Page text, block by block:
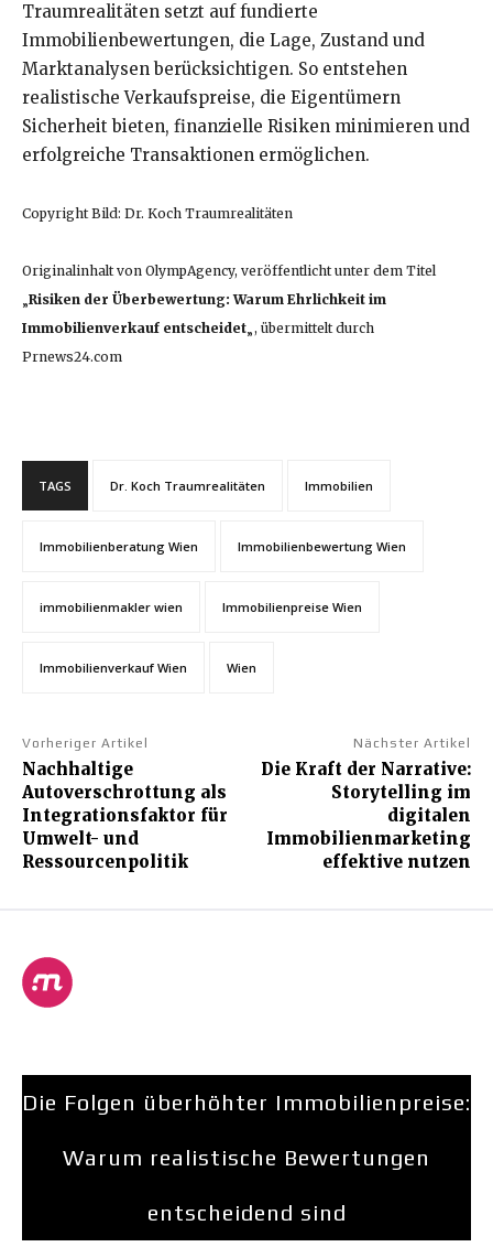
Traumrealitäten setzt auf fundierte
Immobilienbewertungen, die Lage, Zustand und
Marktanalysen berücksichtigen. So entstehen
realistische Verkaufspreise, die Eigentümern
Sicherheit bieten, finanzielle Risiken minimieren und
erfolgreiche Transaktionen ermöglichen.
Copyright Bild: Dr. Koch Traumrealitäten
Originalinhalt von OlympAgency, veröffentlicht unter dem Titel
Risiken der Überbewertung: Warum Ehrlichkeit im
Immobilienverkauf entscheidet „, übermittelt durch
Prnews24.com
TAGS Dr. Koch Traumrealitäten Immobilien
Immobilienberatung Wien Immobilienbewertung Wien
immobilienmakler wien Immobilienpreise Wien
Immobilienverkauf Wien Wien
Vorheriger Artikel
Nachhaltige
Autoverschrottung als
Integrationsfaktor für
Umwelt- und
Ressourcenpolitik
Nächster Artikel
Die Kraft der Narrative:
Storytelling im
digitalen
Immobilienmarketing
effektive nutzen
Die Folgen überhöhter Immobilienpreise:
Warum realistische Bewertungen
entscheidend sind